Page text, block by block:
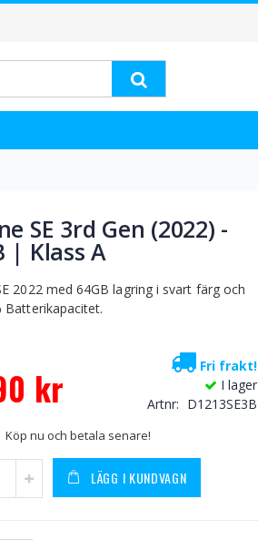
SE 3rd Gen (2022) -
| Klass A
2022 med 64GB lagring i svart färg och
Batterikapacitet.
kr
Fri frakt!
I lager
Artnr
D1213SE3B
Köp nu och betala senare!
LÄGG I KUNDVAGN